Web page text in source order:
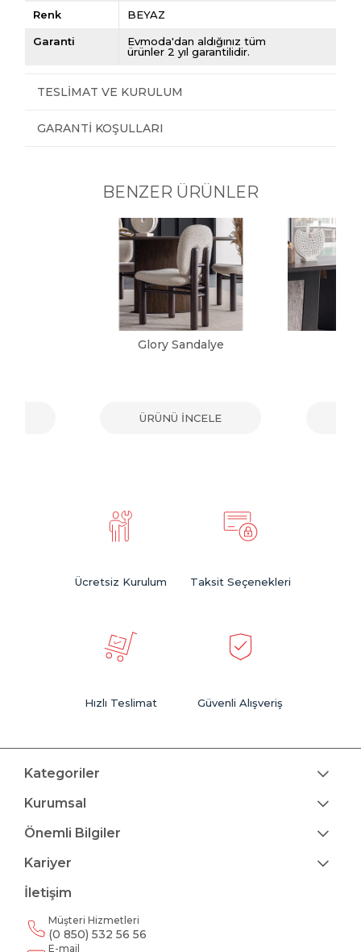
Renk BEYAZ
Garanti
Evmoda'dan aldığınız tüm
ürünler 2 yıl garantilidir.
TESLIMAT VE KURULUM
GARANTI KOŞULLARI
BENZER ÜRÜNLER
Glory Sandalye
ÜRÜNÜ İNCELE
Ücretsiz Kurulum Taksit Seçenekleri
Hızlı Teslimat Güvenli Alışveriş
Kategoriler
Kurumsal
Önemli Bilgiler
Kariyer
İletişim
Müşteri Hizmetleri
(0 850) 532 56 56
E-mail